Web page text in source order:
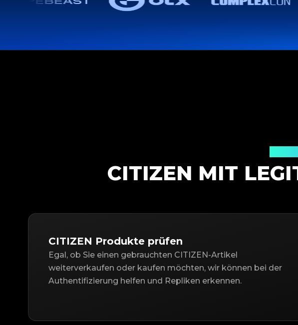
CITIZEN MIT
CITIZEN Produkte prüfen
Egal, ob Sie einen gebrauchten CITIZEN-Artikel
weiterverkaufen oder kaufen möchten, wir können bei der
Authentifizierung helfen und Repliken erkennen.